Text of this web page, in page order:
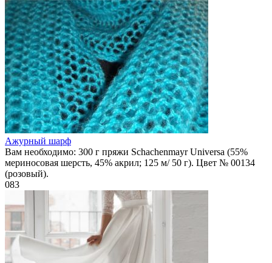
Ажурный шарф
Вам необходимо: 300 г пряжи Schachenmayr Universa (55%
мериносовая шерсть, 45% акрил; 125 м/ 50 г). Цвет № 00134
(розовый).
083